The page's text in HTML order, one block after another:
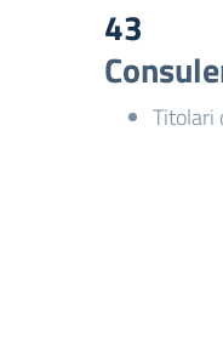
43
Titolari